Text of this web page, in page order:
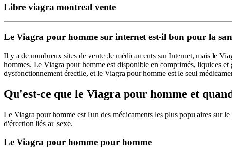
Libre viagra montreal vente
Le Viagra pour homme sur internet est-il bon pour la
Il y a de nombreux sites de vente de médicaments sur Internet, mais le
hommes. Le Viagra pour homme est disponible en comprimés, liquides
dysfonctionnement érectile, et le Viagra pour homme est le seul
Qu'est-ce que le Viagra pour homme et
Le Viagra pour homme est l'un des médicaments les plus populaires sur
d'érection liés au sexe.
Le Viagra pour homme pour homme